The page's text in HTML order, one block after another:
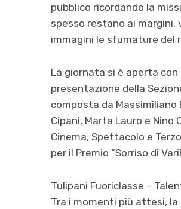
pubblico ricordando la
spesso restano ai
immagini le sfumature del
La giornata si è aperta
presentazione della
composta da Massimiliano
Cipani, Marta Lauro e
Cinema, Spettacolo e
per il Premio “Sorriso di
Tulipani Fuoriclasse –
Tra i momenti più attesi, la